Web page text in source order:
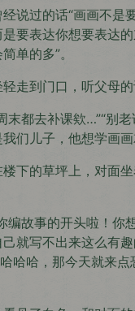
说过的话“画画不是
要表达你想要表达
单的多”。
走到门口，听父母的
末都去补课欸…”“别
们儿子，他想学画画
下的草坪上，对面
编故事的开头啦！你
就写不出来这么有
哈哈，那今天就来点